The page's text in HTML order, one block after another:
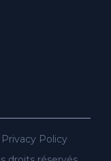
Privacy Policy